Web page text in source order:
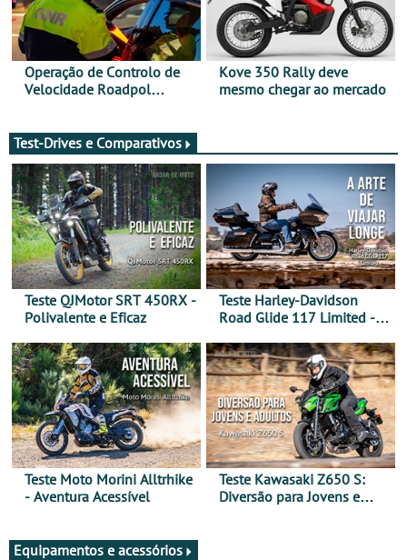
Operação de Controlo de
Velocidade Roadpol
Kove 350 Rally deve
mesmo chegar ao mercado
Test-Drives e Comparativos
Teste QJMotor SRT 450RX -
Polivalente e Eficaz
Teste Harley-Davidson
Road Glide 117 Limited - A
Teste Moto Morini Alltrhike
- Aventura Acessível
Teste Kawasaki Z650 S:
Diversão para Jovens e
Equipamentos e acessórios